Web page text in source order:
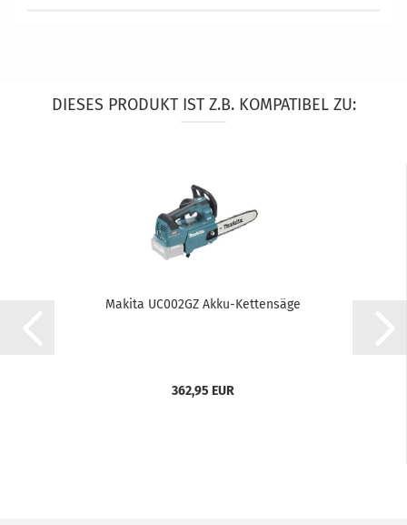
DIESES PRODUKT IST Z.B. KOMPATIBEL ZU:
Makita UC002GZ Akku-Kettensäge
362,95 EUR